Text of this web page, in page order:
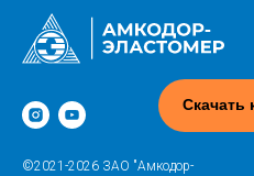
Скачать
©2021-2026 ЗАО "Амкодор-